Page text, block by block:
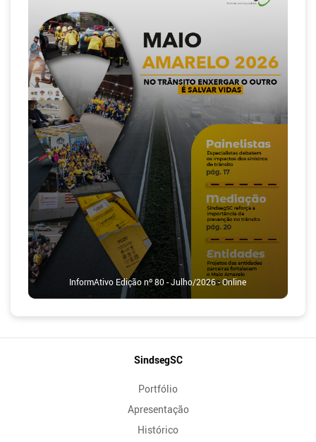
InformAtivo Edição nº 80 - Julho/2026 - Online
SindsegSC
Portfólio
Apresentação
Histórico